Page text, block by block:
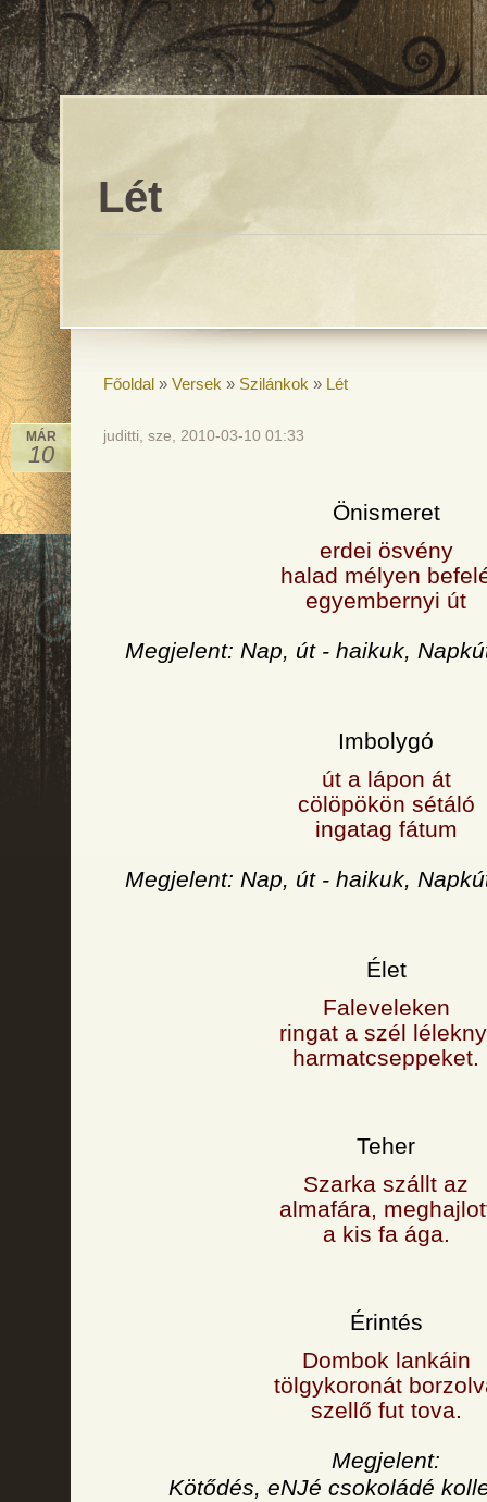
Lét
Főoldal » Versek » Szilánkok » Lét
MÁR
10
juditti, sze, 2010-03-10 01:33
Önismeret
erdei ösvény
halad mélyen
egyembernyi út
Megjelent: Nap, út - haikuk,
Imbolygó
út a lápon át
cölöpökön sétáló
ingatag fátum
Megjelent: Nap, út - haikuk,
Élet
Faleveleken
ringat a szél
harmatcseppeket.
Teher
Szarka szállt az
almafára,
a kis fa ága.
Érintés
Dombok lankáin
tölgykoronát
szellő fut tova.
Megjelent:
Kötődés, eNJé csokoládé